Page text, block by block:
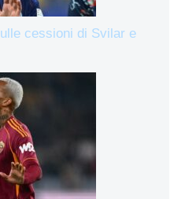
cessioni di Svilar e